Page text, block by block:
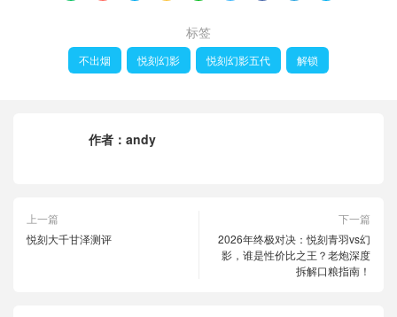
标签
不出烟 悦刻幻影 悦刻幻影五代 解锁
作者： andy
上一篇
悦刻大千甘泽测评
下一篇
2026年终极对决：悦刻青羽vs幻
影，谁是性价比之王？老炮深度
拆解口粮指南！